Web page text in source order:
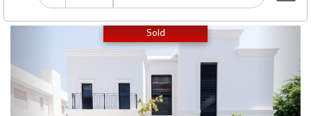
Sold
Previous Next